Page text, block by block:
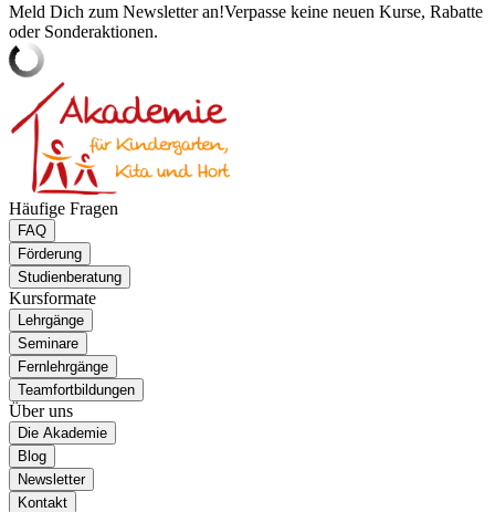
Meld Dich zum Newsletter an!Verpasse keine neuen Kurse, Rabatte
oder Sonderaktionen.
Häufige Fragen
FAQ
Förderung
Studienberatung
Kursformate
Lehrgänge
Seminare
Fernlehrgänge
Teamfortbildungen
Über uns
Die Akademie
Blog
Newsletter
Kontakt